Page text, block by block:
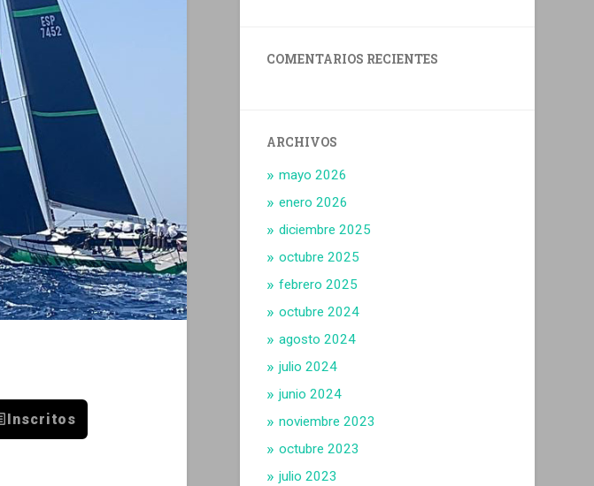
Inscritos
COMENTARIOS RECIENTES
ARCHIVOS
mayo 2026
enero 2026
diciembre 2025
octubre 2025
febrero 2025
octubre 2024
agosto 2024
julio 2024
junio 2024
noviembre 2023
octubre 2023
julio 2023